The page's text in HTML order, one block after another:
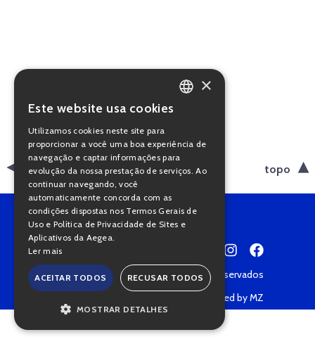
voltar topo
Copyright © 2022 • Todos os direitos reservados
Powered by MZ
PORTUGUESE
×
Este website usa cookies
Utilizamos cookies neste site para
proporcionar a você uma boa experiência de
navegação e captar informações para
evolução da nossa prestação de serviços. Ao
continuar navegando, você
automaticamente concorda com as
condições dispostas nos Termos Gerais de
Uso e Política de Privacidade de Sites e
Aplicativos da Aegea.
Ler mais
ACEITAR TODOS RECUSAR TODOS
MOSTRAR DETALHES